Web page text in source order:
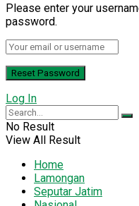
Please enter your
password.
Log In
No Result
View All Result
Home
Lamongan
Seputar Jatim